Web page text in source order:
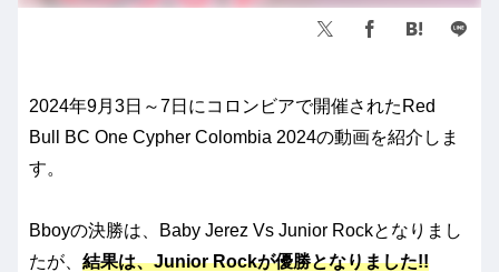
2024年9月3日～7日にコロンビアで開催されたRed
Bull BC One Cypher Colombia 2024の動画を紹介しま
す。
Bboyの決勝は、Baby Jerez Vs Junior Rockとなりまし
たが、 結果は、Junior Rockが優勝となりました!!